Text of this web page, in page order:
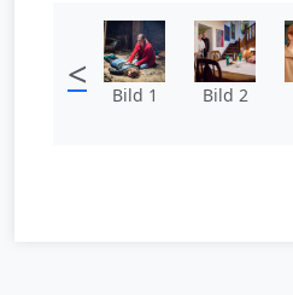
< Bild 1 Bild 2